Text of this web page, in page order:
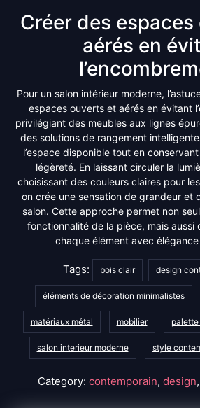
Créer des
aérés en
Pour un salon intérieur moderne,
espaces ouverts et aérés en évitant
privilégiant des meubles aux lignes
des solutions de rangement
l’espace disponible tout en
légèreté. En laissant circuler la
choisissant des couleurs claires pour
on crée une sensation de grandeur et
salon. Cette approche permet non
fonctionnalité de la pièce, mais aussi
chaque élément avec
Tags: bois clair design
éléments de décoration minimalistes
matériaux métal mobilier
salon interieur moderne style
Category: contemporain, design,